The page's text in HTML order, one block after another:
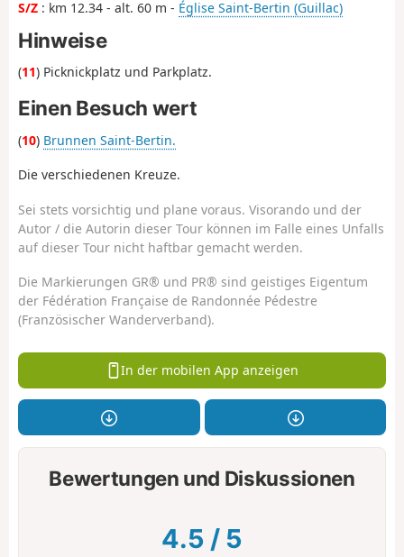
S/Z : km 12.34 - alt. 60 m - Église Saint-Bertin (Guillac)
Hinweise
(11) Picknickplatz und Parkplatz.
Einen Besuch wert
(10) Brunnen Saint-Bertin.
Die verschiedenen Kreuze.
Sei stets vorsichtig und plane voraus. Visorando und der
Autor / die Autorin dieser Tour können im Falle eines Unfalls
auf dieser Tour nicht haftbar gemacht werden.
Die Markierungen GR® und PR® sind geistiges Eigentum
der Fédération Française de Randonnée Pédestre
(Französischer Wanderverband).
In der mobilen App anzeigen
Bewertungen und Diskussionen
4.5 / 5